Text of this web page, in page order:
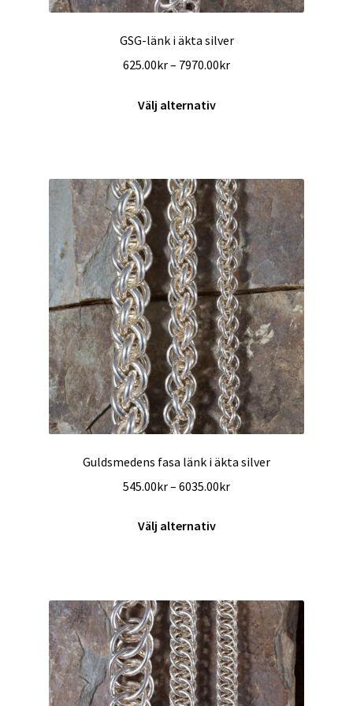
GSG-länk i äkta silver
625.00kr– 7970.00krPrisintervall:
Välj alternativ
varianter.
De
olika
alternativen
kan
väljas
på
produktsidan
Guldsmedens fasa länk i äkta silver
545.00kr– 6035.00krPrisintervall:
Välj alternativ
varianter.
De
olika
alternativen
kan